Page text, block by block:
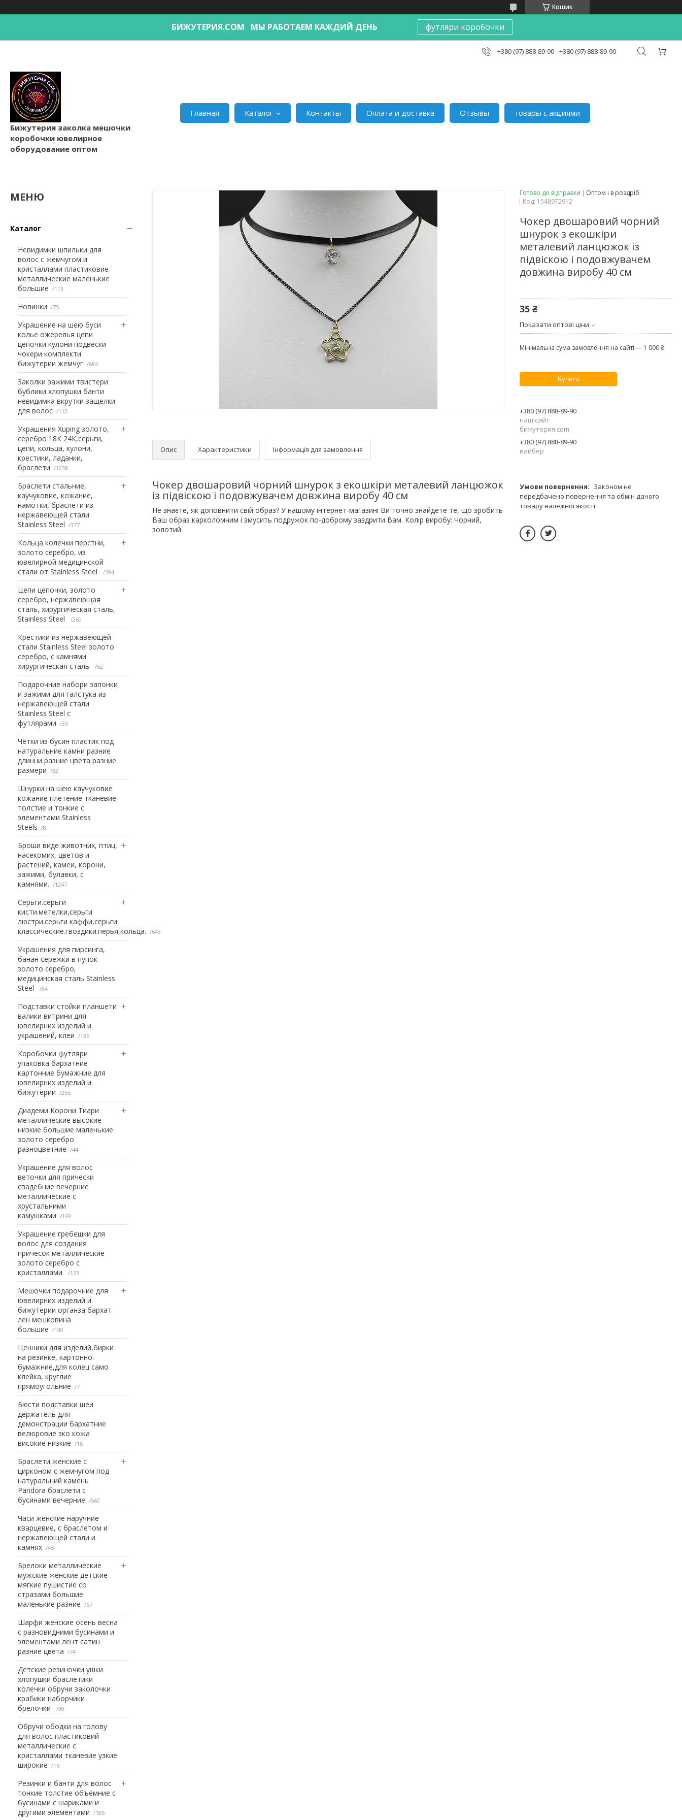
Кошик
БИЖУТЕРИЯ.COM МЫ РАБОТАЕМ КАЖДИЙ ДЕНЬ футляри коробочки
+380 (97) 888-89-90 +380 (97) 888-89-90
Бижутерия заколка мешочки
коробочки ювелирное
оборудование оптом
Главная Каталог Контакты Оплата и доставка Отзывы товары с акциями
Каталог
Невидимки шпильки для
волос с жемчугом и
кристаллами пластиковие
металлические маленькие
большие
113
Новинки 75
Украшение на шею буси
колье ожерелья цепи
цепочки кулони подвески
чокери комплекти
бижутерии жемчуг
684
Заколки зажими твистери
бублики хлопушки банти
невидимка вкрутки защелки
для волос
112
Украшения Xuping золото,
серебро 18К 24К,серьги,
цепи, кольца, кулони,
крестики, ладанки,
браслети
1238
Браслети стальние,
каучуковие, кожание,
намотки, браслети из
нержавеющей стали
Stainless Steel
377
Кольца колечки перстни,
золото серебро, из
ювелирной медицинской
стали от Stainless Steel
394
Цепи цепочки, золото
серебро, нержавеющая
сталь, хирургическая сталь,
Stainless Steel
260
Крестики из нержавеющей
стали Stainless Steel золото
серебро, с камнями
хирургическая сталь
62
Подарочние набори запонки
и зажими для галстука из
нержавеющей стали
Stainless Steel с
футлярами
33
Чётки из бусин пластик под
натуральние камни разние
длинни разние цвета разние
размери
32
Шнурки на шею каучуковие
кожание плетёние тканевие
толстие и тонкие с
элементами Stainless
Steels
8
Броши виде животних, птиц,
насекомих, цветов и
растений, камеи, корони,
зажими, булавки, с
камнями.
1247
Серьги.серьги
кисти.метелки,серьги
люстри.серьги каффи,серьги
классические.гвоздики.перья,кольца.
643
Украшения для пирсинга,
банан сережки в пупок
золото серебро,
медицинская сталь Stainless
Steel
84
Подставки стойки планшети
валики витрини для
ювелирних изделий и
украшений, клеи
135
Коробочки футляри
упаковка бархатние
картонние бумажние для
ювелирних изделий и
бижутерии
255
Диадеми Корони Тиари
металлические высокие
низкие большие маленькие
золото серебро
разноцветние
44
Украшение для волос
веточки для прически
свадебние вечерние
металлические с
хрустальними
камушками
169
Украшение гребешки для
волос для создания
причесок металлические
золото серебро с
кристаллами
123
Мешочки подарочние для
ювелирних изделий и
бижутерии органза бархат
лен мешковина
большие
130
Ценники для изделий,бирки
на резинке, картонно-
бумажние,для колец само
клейка, круглие
прямоугольние
7
Бюсти подставки шеи
держатель для
демонстрации бархатние
велюровие эко кожа
високие низкие
15
Браслети женские с
цирконом с жемчугом под
натуральний камень
Pandora браслети с
бусинами вечерние
560
Часи женские наручние
кварцевие, с браслетом и
нержавеющей стали и
камнях
45
Брелоки металлические
мужские женские детские
мягкие пушистие со
стразами большие
маленькие разние
67
Шарфи женские осень весна
с разновидними бусинами и
элементами лент сатин
разние цвета
74
Детские резиночки ушки
хлопушки браслетики
колечки обручи заколочки
крабики наборчики
брелочки
90
Обручи ободки на голову
для волос пластиковий
металлические с
кристаллами тканевие узкие
широкие
16
Резинки и банти для волос
тонкие толстие объёмние с
бусинами с шариками и
другими элементами
185
Опис Характеристики Інформація для замовлення
Чокер двошаровий чорний шнурок з екошкіри металевий ланцюжок
із підвіскою і подовжувачем довжина виробу 40 см
Не знаєте, як доповнити свій образ? У нашому інтернет-магазині Ви точно знайдете те, що зробить
Ваш образ карколомним і змусить подружок по-доброму заздрити Вам. Колір виробу: Чорний,
золотий.
Готово до відправки
Оптом і в роздріб
Код: 1548972912
Чокер двошаровий чорний
шнурок з екошкіри
металевий ланцюжок із
підвіскою і подовжувачем
довжина виробу 40 см
35 ₴
Показати оптові ціни
Мінімальна сума замовлення на сайті — 1 000 ₴
Купити
+380 (97) 888-89-90
наш сайт
бижутерия.com
+380 (97) 888-89-90
вайбер
Законом не
передбачено повернення та обмін даного
товару належної якості